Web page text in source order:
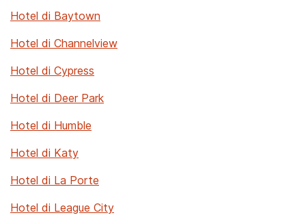
Hotel di Baytown
Hotel di Channelview
Hotel di Cypress
Hotel di Deer Park
Hotel di Humble
Hotel di Katy
Hotel di La Porte
Hotel di League City